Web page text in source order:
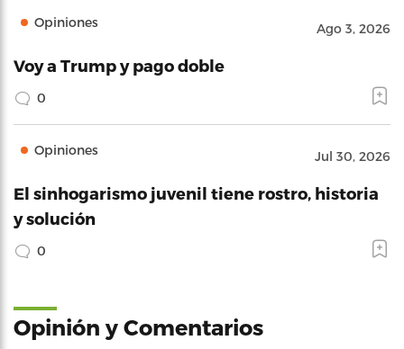
Opiniones Ago 3, 2026
Voy a Trump y pago doble
0
Opiniones Jul 30, 2026
El sinhogarismo juvenil tiene rostro, historia
y solución
0
Opinión y Comentarios